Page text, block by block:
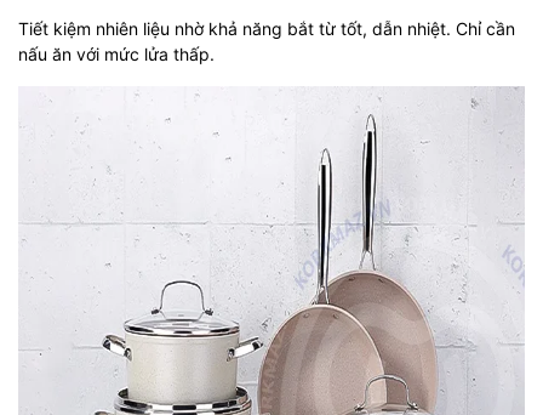
Tiết kiệm nhiên liệu nhờ khả năng bắt từ tốt, dẫn nhiệt. Chỉ cần
nấu ăn với mức lửa thấp.